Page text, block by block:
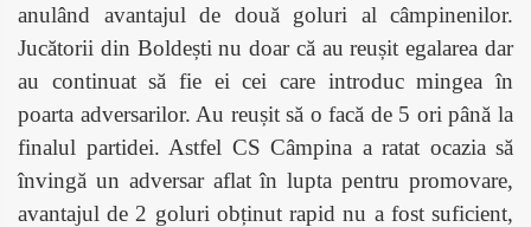
anulând avantajul de două goluri al câmpinenilor.
Jucătorii din Boldești nu doar că au reușit egalarea dar
au continuat să fie ei cei care introduc mingea în
poarta adversarilor. Au reușit să o facă de 5 ori până la
finalul partidei. Astfel CS Câmpina a ratat ocazia să
învingă un adversar aflat în lupta pentru promovare,
avantajul de 2 goluri obținut rapid nu a fost suficient,